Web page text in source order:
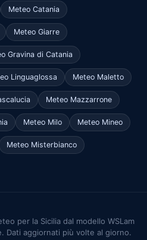
Meteo Catania
Meteo Giarre
Gravina di Catania
Linguaglossa Meteo Maletto
Meteo Mazzarrone
Meteo Milo Meteo Mineo
Meteo Misterbianco
per la Sicilia dal modello WSLam
Dati aggiornati più volte al giorno.